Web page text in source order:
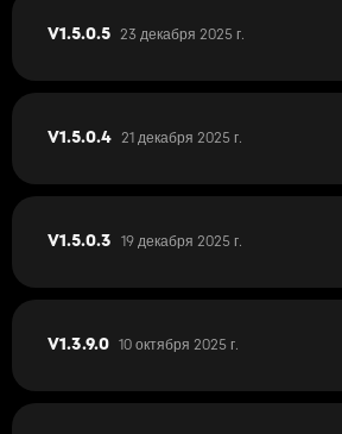
V1.5.0.5 23 декабря 2025 г.
V1.5.0.4 21 декабря 2025 г.
V1.5.0.3 19 декабря 2025 г.
V1.3.9.0 10 октября 2025 г.